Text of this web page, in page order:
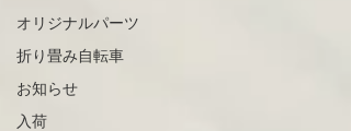
オリジナルパーツ
折り畳み自転車
お知らせ
入荷